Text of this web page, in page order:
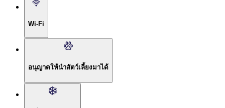
Wi-Fi
อนุญาตให้นำสัตว์เลี้ยงมาได้